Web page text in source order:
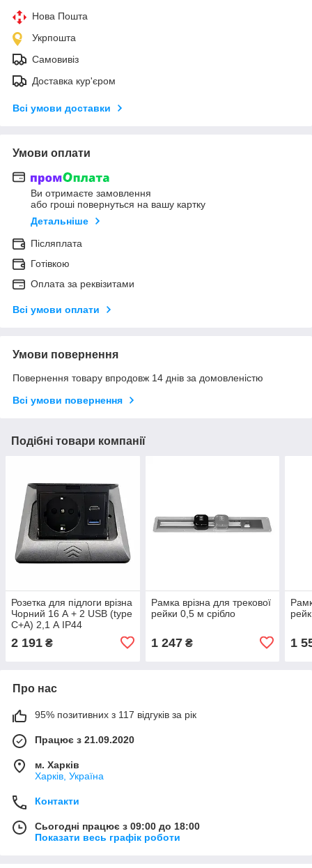
Нова Пошта
Укрпошта
Самовивіз
Доставка кур'єром
Всі умови доставки
Умови оплати
Ви отримаєте замовлення
або гроші повернуться на вашу картку
Детальніше
Післяплата
Готівкою
Оплата за реквізитами
Всі умови оплати
Умови повернення
Повернення товару впродовж 14 днів за домовленістю
Всі умови повернення
Подібні товари компанії
Розетка для підлоги врізна
Чорний 16 А + 2 USB (type
C+A) 2,1 А IP44
2 191 ₴
Рамка врізна для трекової
рейки 0,5 м срібло
1 247₴ 1
Про нас
95% позитивних з 117 відгуків за рік
Працює з 21.09.2020
м. Харків
Харків, Україна
Контакти
Сьогодні працює з 09:00 до 18:00
Показати весь графік роботи